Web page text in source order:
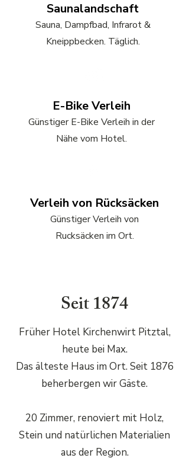
Saunalandschaft
Sauna, Dampfbad, Infrarot &
Kneippbecken. Täglich.
E-Bike Verleih
Günstiger E-Bike Verleih in der
Nähe vom Hotel.
Verleih von Rücksäcken
Günstiger Verleih von
Rucksäcken im Ort.
Seit 1874
Früher Hotel Kirchenwirt Pitztal,
heute bei Max.
Das älteste Haus im Ort. Seit 1876
beherbergen wir Gäste.
20 Zimmer, renoviert mit Holz,
Stein und natürlichen Materialien
aus der Region.